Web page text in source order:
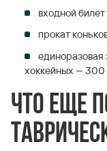
входной
прокат
единоразовая
хоккейных — 300
Что еще